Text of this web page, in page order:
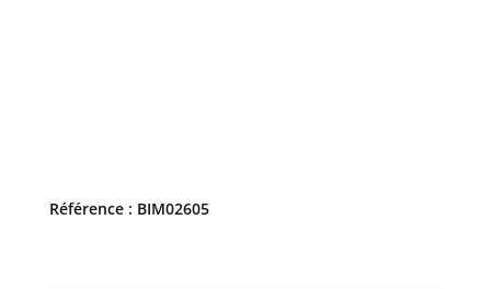
Référence : BIM02605